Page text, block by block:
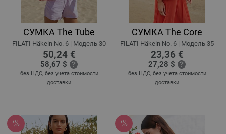
СУМКА The Tube
FILATI Häkeln No. 6 | Модель 30
50,24 €
58,67 $
без НДС, без учета стоимости
доставки
СУМКА The Core
FILATI Häkeln No. 6 | Модель 35
23,36 €
27,28 $
без НДС, без учета стоимости
доставки